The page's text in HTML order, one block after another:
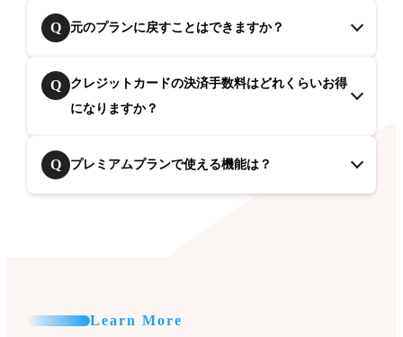
Q 元のプランに戻すことはできますか？
Q
クレジットカードの決済手数料はどれくらいお得
になりますか？
Q プレミアムプランで使える機能は？
Learn More